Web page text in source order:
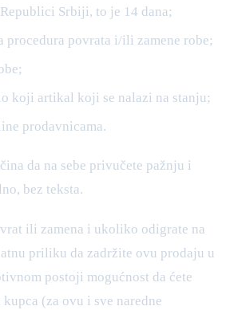
Srbiji, to je 14 dana;
procedura povrata i/ili zamene robe;
koji artikal koji se nalazi na stanju;
prodavnicama.
da na sebe privučete pažnju i
bez teksta.
ili zamena i ukoliko odigrate na
priliku da zadržite ovu prodaju u
postoji mogućnost da ćete
(za ovu i sve naredne